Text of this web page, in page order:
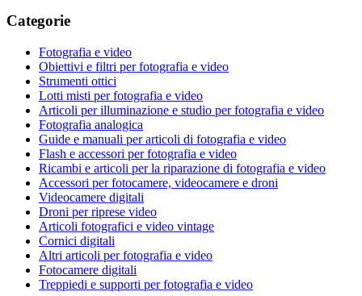
Categorie
Fotografia e video
Obiettivi e filtri per fotografia e video
Strumenti ottici
Lotti misti per fotografia e video
Articoli per illuminazione e studio per fotografia e video
Fotografia analogica
Guide e manuali per articoli di fotografia e video
Flash e accessori per fotografia e video
Ricambi e articoli per la riparazione di fotografia e video
Accessori per fotocamere, videocamere e droni
Videocamere digitali
Droni per riprese video
Articoli fotografici e video vintage
Cornici digitali
Altri articoli per fotografia e video
Fotocamere digitali
Treppiedi e supporti per fotografia e video